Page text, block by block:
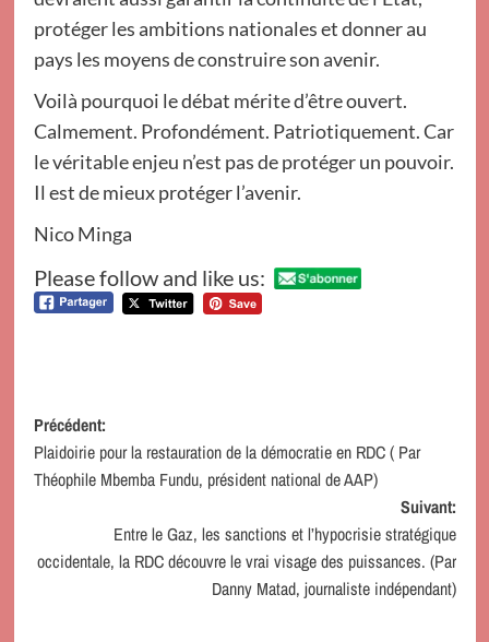
protéger les ambitions nationales et donner au
pays les moyens de construire son avenir.
Voilà pourquoi le débat mérite d’être ouvert.
Calmement. Profondément. Patriotiquement. Car
le véritable enjeu n’est pas de protéger un pouvoir.
Il est de mieux protéger l’avenir.
Nico Minga
Please follow and like us:
Navigation
d’article
Précédent:
Plaidoirie pour la restauration de la démocratie en RDC ( Par
Théophile Mbemba Fundu, président national de AAP)
Suivant:
Entre le Gaz, les sanctions et l’hypocrisie stratégique
occidentale, la RDC découvre le vrai visage des puissances. (Par
Danny Matad, journaliste indépendant)